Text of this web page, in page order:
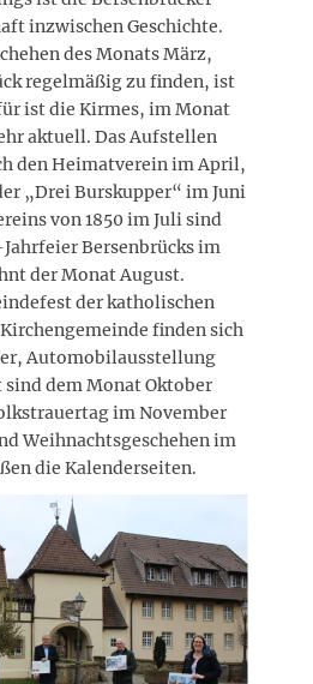
inzwischen Geschichte.
des Monats März,
regelmäßig zu finden, ist
ist die Kirmes, im Monat
aktuell. Das Aufstellen
den Heimatverein im April,
„Drei Burskupper“ im Juni
von 1850 im Juli sind
Bersenbrücks im
der Monat August.
der katholischen
finden sich
Automobilausstellung
dem Monat Oktober
im November
Weihnachtsgeschehen im
die Kalenderseiten.